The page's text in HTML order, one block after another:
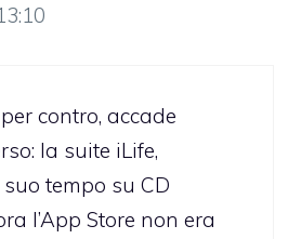
contro, accade
la suite iLife,
tempo su CD
l’App Store non era